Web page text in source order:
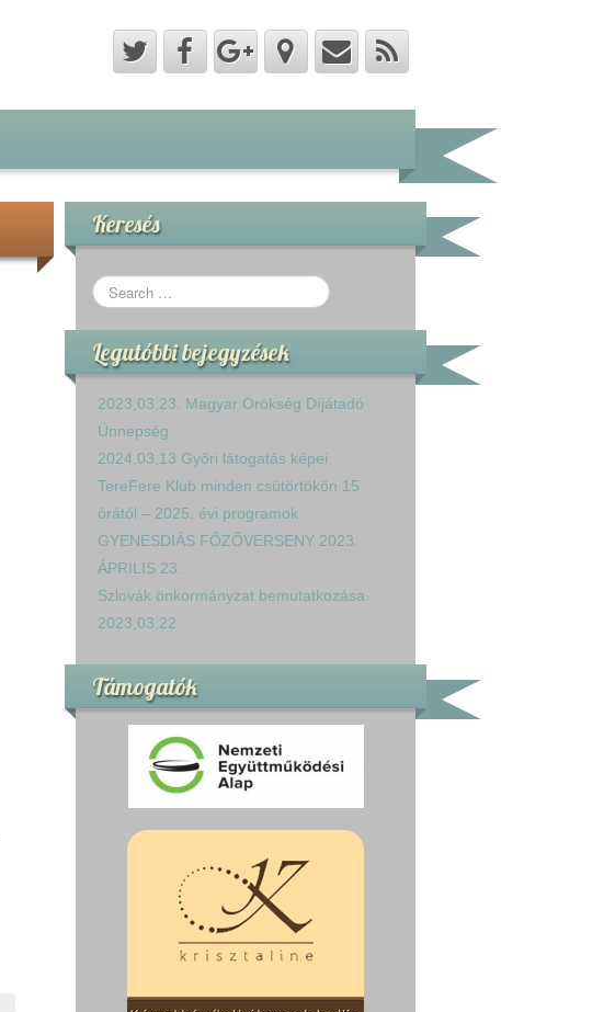
Keresés
Legutóbbi bejegyzések
2023,03,23. Magyar Örökség Díjátadó
Ünnepség
2024,03,13 Győri látogatás képei
TereFere Klub minden csütörtökön 15
órától – 2025. évi programok
GYENESDIÁS FŐZŐVERSENY 2023.
ÁPRILIS 23.
Szlovák önkormányzat bemutatkozása
2023,03,22
Támogatók